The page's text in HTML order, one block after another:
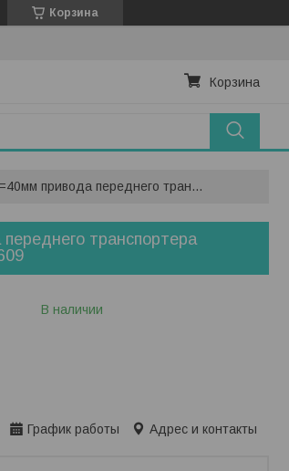
Корзина
Корзина
Вал d=40мм привода переднего транспортера картофелекопалки z609
транспортера
В наличии
График работы Адрес и контакты